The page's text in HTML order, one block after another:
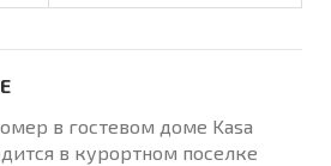
в гостевом доме Kasa
в курортном поселке